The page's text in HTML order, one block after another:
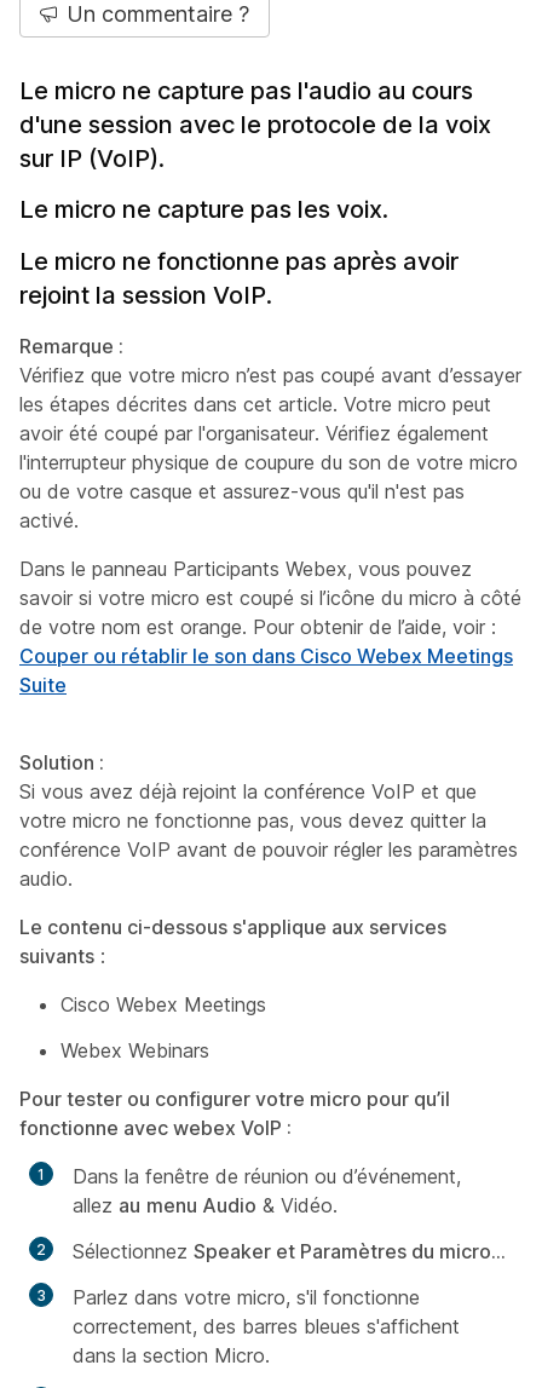
Un commentaire ?
Le micro ne capture pas l'audio au cours
d'une session avec le protocole de la voix
sur IP (VoIP).
Le micro ne capture pas les voix.
Le micro ne fonctionne pas après avoir
rejoint la session VoIP.
Remarque :
Vérifiez que votre micro n’est pas coupé avant d’essayer
les étapes décrites dans cet article. Votre micro peut
avoir été coupé par l'organisateur. Vérifiez également
l'interrupteur physique de coupure du son de votre micro
ou de votre casque et assurez-vous qu'il n'est pas
activé.
Dans le panneau Participants Webex, vous pouvez
savoir si votre micro est coupé si l’icône du micro à côté
de votre nom est orange. Pour obtenir de l’aide, voir :
Couper ou rétablir le son dans Cisco Webex Meetings
Suite
Solution :
Si vous avez déjà rejoint la conférence VoIP et que
votre micro ne fonctionne pas, vous devez quitter la
conférence VoIP avant de pouvoir régler les paramètres
audio.
Le contenu ci-dessous s'applique aux services
suivants :
Cisco Webex Meetings
Webex Webinars
Pour tester ou configurer votre micro pour qu’il
fonctionne avec webex VoIP :
Dans la fenêtre de réunion ou d’événement,
allez au menu Audio & Vidéo.
Sélectionnez Speaker et Paramètres du micro...
Parlez dans votre micro, s'il fonctionne
correctement, des barres bleues s'affichent
dans la section Micro.